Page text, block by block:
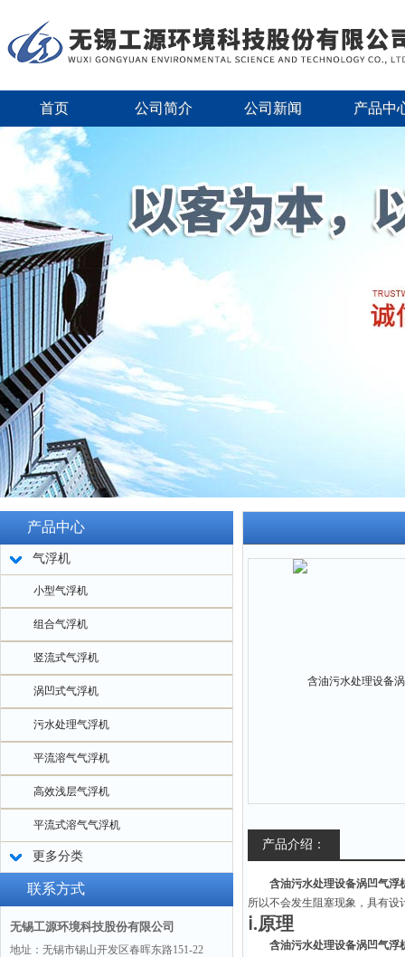
首页 公司简介 公司新闻 产品中
产品中心
气浮机
小型气浮机
组合气浮机
竖流式气浮机
涡凹式气浮机
污水处理气浮机
平流溶气气浮机
高效浅层气浮机
平流式溶气气浮机
更多分类
联系方式
无锡工源环境科技股份有限公司
地址：无锡市锡山开发区春晖东路151-22
产品介绍：
含油污水处理设备涡凹气浮
所以不会发生阻塞现象，具有
ⅰ.原理
含油污水处理设备涡凹气浮